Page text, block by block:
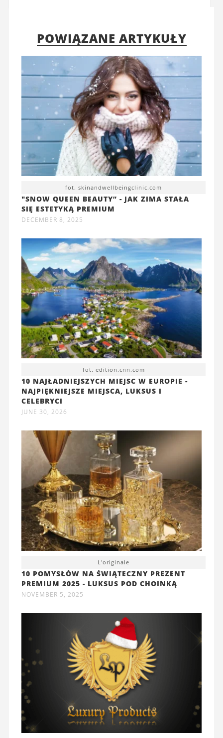
POWIĄZANE ARTYKUŁY
fot. skinandwellbeingclinic.com
"SNOW QUEEN BEAUTY” - JAK ZIMA STAŁA
SIĘ ESTETYKĄ PREMIUM
DECEMBER 8, 2025
fot. edition.cnn.com
10 NAJŁADNIEJSZYCH MIEJSC W EUROPIE -
NAJPIĘKNIEJSZE MIEJSCA, LUKSUS I
CELEBRYCI
JUNE 30, 2026
L'originale
10 POMYSŁÓW NA ŚWIĄTECZNY PREZENT
PREMIUM 2025 - LUKSUS POD CHOINKĄ
NOVEMBER 5, 2025